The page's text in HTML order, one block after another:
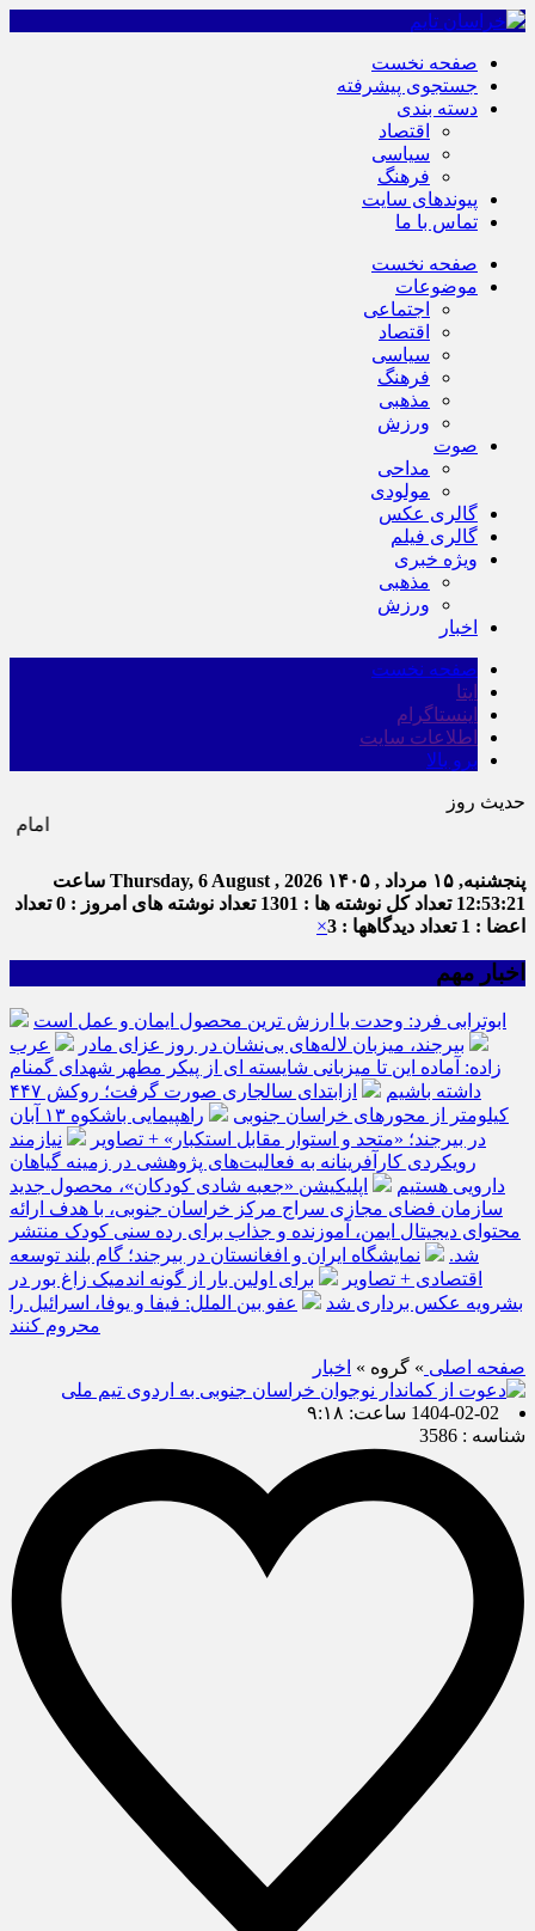
صفحه نخست
جستجوی پیشرفته
دسته بندی
اقتصاد
سیاسی
فرهنگ
پیوندهای سایت
تماس با ما
صفحه نخست
موضوعات
اجتماعی
اقتصاد
سیاسی
فرهنگ
مذهبی
ورزش
صوت
مداحی
مولودی
گالری عکس
گالری فیلم
ویژه خبری
مذهبی
ورزش
اخبار
صفحه نخست
ایتا
اینستاگرام
اطلاعات سایت
برو بالا
حدیث روز
امام علی (ع) می
پنجشنبه, ۱۵ مرداد , ۱۴۰۵ Thursday, 6 August , 2026 ساعت
12:53:22 تعداد کل نوشته ها : 1301 تعداد نوشته های امروز : 0
تعداد
اعضا : 1
تعداد دیدگاهها : 3 ×
اخبار مهم
ابوترابی فرد: وحدت با ارزش ترین محصول ایمان و عمل است
بیرجند، میزبان لاله‌های بی‌نشان در روز عزای مادر
عرب
زاده: آماده این تا میزبانی شایسته ای از پیکر مطهر شهدای گمنام
داشته باشیم
ازابتدای سالجاری صورت گرفت؛ روکش ۴۴۷
کیلومتر از محورهای خراسان جنوبی
راهپیمایی باشکوه ۱۳ آبان
در بیرجند؛ «متحد و استوار مقابل استکبار» + تصاویر
نیازمند
رویکردی کارآفرینانه به فعالیت‌های پژوهشی در زمینه گیاهان
دارویی هستیم
اپلیکیشن «جعبه شادی کودکان»، محصول جدید
سازمان فضای مجازی سراج مرکز خراسان جنوبی، با هدف ارائه
محتوای دیجیتال ایمن، آموزنده و جذاب برای رده سنی کودک منتشر
شد.
نمایشگاه ایران و افغانستان در بیرجند؛ گام بلند توسعه
اقتصادی + تصاویر
برای اولین بار از گونه اندمیک زاغ بور در
بشرویه عکس برداری شد
عفو بین الملل: فیفا و یوفا، اسرائیل را
محروم کنند
صفحه اصلی » گروه » اخبار
1404-02-02 ساعت: ۹:۱۸
شناسه : 3586